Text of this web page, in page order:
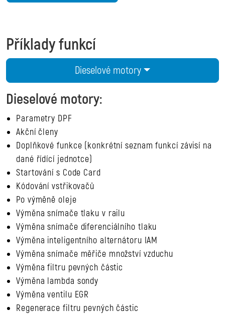
Příklady funkcí
Dieselové motory
Dieselové motory:
Parametry DPF
Akční členy
Doplňkové funkce (konkrétní seznam funkcí závisí na
dané řídící jednotce)
Startování s Code Card
Kódování vstřikovačů
Po výměně oleje
Výměna snímače tlaku v railu
Výměna snímače diferenciálního tlaku
Výměna inteligentního alternátoru IAM
Výměna snímače měřiče množství vzduchu
Výměna filtru pevných částic
Výměna lambda sondy
Výměna ventilu EGR
Regenerace filtru pevných částic